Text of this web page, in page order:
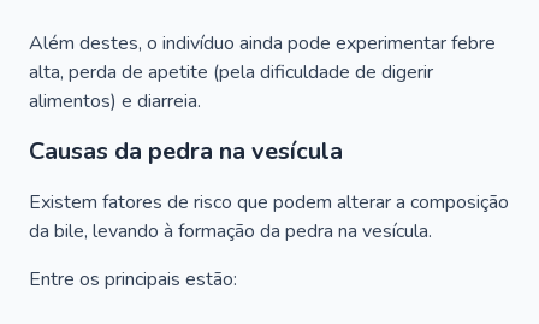
Além destes, o indivíduo ainda pode experimentar febre
alta, perda de apetite (pela dificuldade de digerir
alimentos) e diarreia.
Causas da pedra na vesícula
Existem fatores de risco que podem alterar a composição
da bile, levando à formação da pedra na vesícula.
Entre os principais estão: